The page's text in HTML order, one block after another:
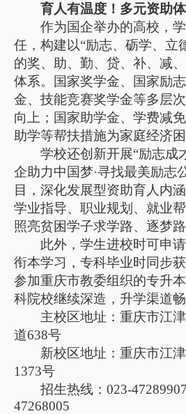
育人有温度！多元资助
作为国企举办的高校，
任，构建以“励志、砺学、立
的奖、助、勤、贷、补、减
体系。国家奖学金、国家励
金、技能竞赛奖学金等多层
向上；国家助学金、学费减
助学等帮扶措施为家庭经济
学校还创新开展“励志成
企助力中国梦·寻找最美励志
目，深化发展型资助育人内
学业指导、职业规划、就业
照亮贫困学子求学路、逐梦路
此外，学生进校时可申
衔本学习，专科毕业时同步
参加重庆市教委组织的专升
科院校继续深造，升学渠道畅
主校区地址：重庆市江
道638号
新校区地址：重庆市江
1373号
招生热线：023-
47268005